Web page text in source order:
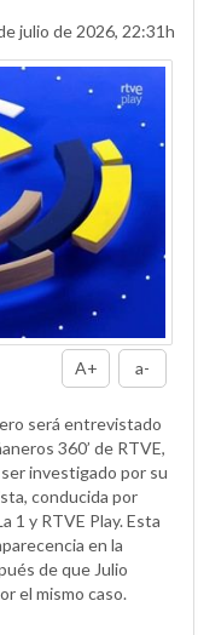
julio de 2026, 22:31h
A+ a-
será entrevistado
360’ de RTVE,
investigado por su
conducida por
1 y RTVE Play. Esta
en la
de que Julio
el mismo caso.